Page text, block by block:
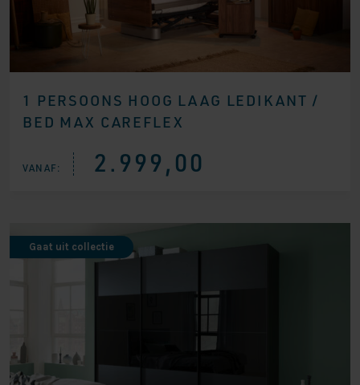
1 PERSOONS HOOG LAAG LEDIKANT /
BED MAX CAREFLEX
VANAF: 2.999,00
Gaat uit collectie